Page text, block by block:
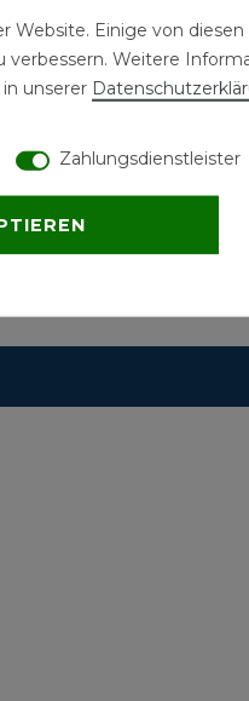
montierbar in allen
Website. Einige von
verbessern. Weitere
unserer
Zahlungsdienstleister